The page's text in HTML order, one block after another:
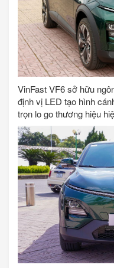
VinFast VF6 sở hữu
định vị LED tạo hình
trọn lo go thương hiệu